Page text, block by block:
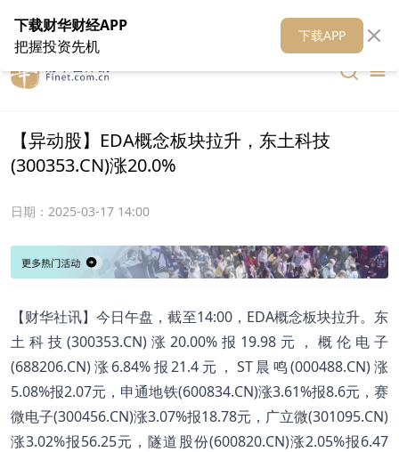
在线客服 关于我们 财华媒体矩阵 财华智库
【异动股】EDA概念板块拉升，东土科技
(300353.CN)涨20.0%
日期： 2025-03-17 14:00
【财华社讯】今日午盘，截至14:00，EDA概念板块拉升。东
土科技(300353.CN)涨20.00%报19.98元，概伦电子
(688206.CN)涨6.84%报21.4元，ST晨鸣(000488.CN)涨
5.08%报2.07元，申通地铁(600834.CN)涨3.61%报8.6元，赛
微电子(300456.CN)涨3.07%报18.78元，广立微(301095.CN)
涨3.02%报56.25元，隧道股份(600820.CN)涨2.05%报6.47
下载财华财经APP
把握投资先机
下载APP